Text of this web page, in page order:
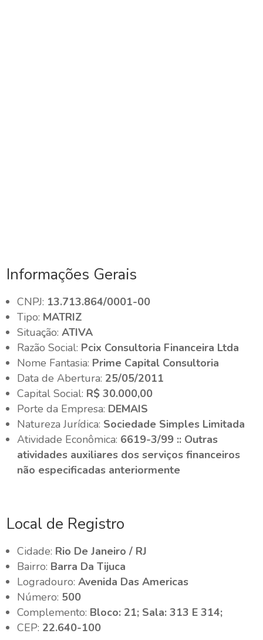
Informações Gerais
CNPJ: 13.713.864/0001-00
Tipo: MATRIZ
Situação:ATIVA
Razão Social: Pcix Consultoria Financeira Ltda
Nome Fantasia: Prime Capital Consultoria
Data de Abertura: 25/05/2011
Capital Social: R$ 30.000,00
Porte da Empresa: DEMAIS
Natureza Jurídica: Sociedade Simples Limitada
Atividade Econômica: 6619-3/99 :: Outras
atividades auxiliares dos serviços financeiros
não especificadas anteriormente
Local de Registro
Cidade: Rio De Janeiro / RJ
Bairro: Barra Da Tijuca
Logradouro:Avenida Das Americas
Número: 500
Complemento: Bloco: 21; Sala: 313 E 314;
CEP: 22.640-100